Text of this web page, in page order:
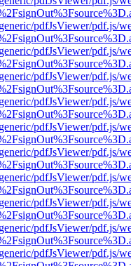
pdfJsViewer/pdf.js/
pdfJsViewer/pdf.js/
pdfJsViewer/pdf.js/
pdfJsViewer/pdf.js/
pdfJsViewer/pdf.js/
pdfJsViewer/pdf.js/
pdfJsViewer/pdf.js/
pdfJsViewer/pdf.js/
pdfJsViewer/pdf.js/
pdfJsViewer/pdf.js/